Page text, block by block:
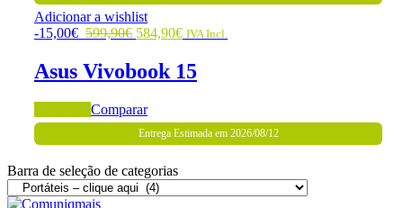
Adicionar a wishlist
-15,00€ 599,90€ 584,90€ IVA Incl.
Asus Vivobook 15
Comparar
Entrega Estimada em 2026/08/12
Barra de seleção de categorias